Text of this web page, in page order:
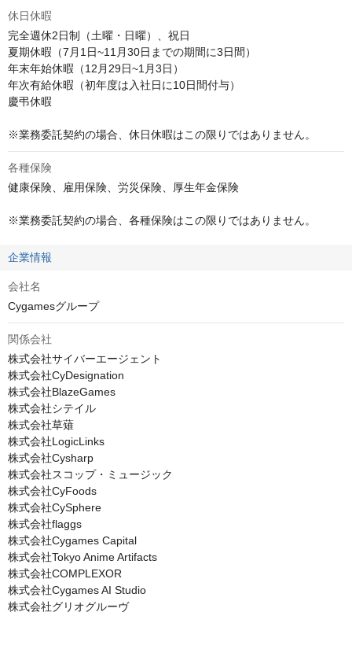
休日休暇
完全週休2日制（土曜・日曜）、祝日
夏期休暇（7月1日~11月30日までの期間に3日間）
年末年始休暇（12月29日~1月3日）
年次有給休暇（初年度は入社日に10日間付与）
慶弔休暇
※業務委託契約の場合、休日休暇はこの限りではありません。
各種保険
健康保険、雇用保険、労災保険、厚生年金保険
※業務委託契約の場合、各種保険はこの限りではありません。
企業情報
会社名
Cygamesグループ
関係会社
株式会社サイバーエージェント
株式会社CyDesignation
株式会社BlazeGames
株式会社シテイル
株式会社草薙
株式会社LogicLinks
株式会社Cysharp
株式会社スコップ・ミュージック
株式会社CyFoods
株式会社CySphere
株式会社flaggs
株式会社Cygames Capital
株式会社Tokyo Anime Artifacts
株式会社COMPLEXOR
株式会社Cygames AI Studio
株式会社グリオグルーヴ